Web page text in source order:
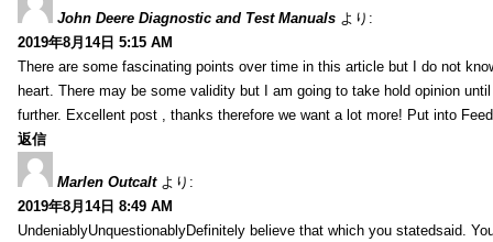
John Deere Diagnostic and Test Manuals より:
2019年8月14日 5:15 AM
There are some fascinating points over time in this article but I do not
heart. There may be some validity but I am going to take hold opinion
further. Excellent post , thanks therefore we want a lot more! Put into
返信
Marlen Outcalt より:
2019年8月14日 8:49 AM
UndeniablyUnquestionablyDefinitely believe that which you statedsaid.